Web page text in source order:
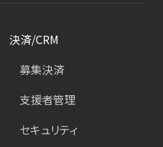
決済/CRM
募集決済
支援者管理
セキュリティ